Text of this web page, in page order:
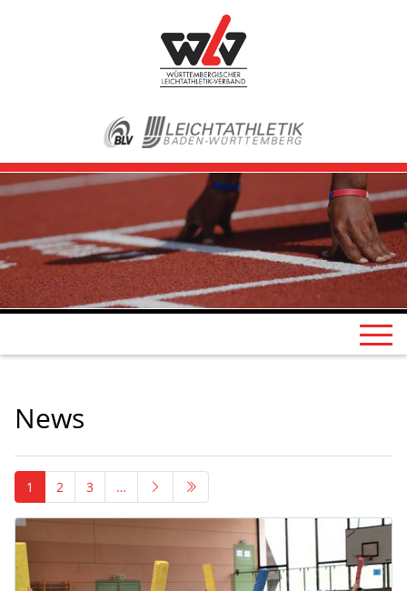
News
1 2 3 …